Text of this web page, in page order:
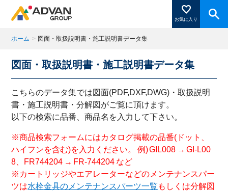
お気に入り
商品ページにある「お気に入り登録」を押すと登録した
商品がここに表示されます。
ホーム > 図面・取扱説明書・施工説明書データ集
図面・取扱説明書・施工説明書データ集
こちらのデータ集では図面(PDF,DXF,DWG)・取扱説明
書・施工説明書・分解図がご覧に頂けます。
以下の検索に品番、商品名を入力して下さい。
※商品検索フォームにはカタログ掲載の品番(ドット、
ハイフンを含む)を入力ください。 例) GIL008 → GI-L00
8、FR744204 → FR-744204 など
※カートリッジやエアレーターなどのメンテナンスパー
ツは水栓金具のメンテナンスパーツ一覧 もしくは分解図